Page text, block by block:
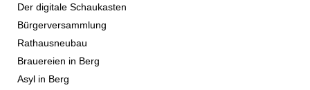
Der digitale Schaukasten
Bürgerversammlung
Rathausneubau
Brauereien in Berg
Asyl in Berg